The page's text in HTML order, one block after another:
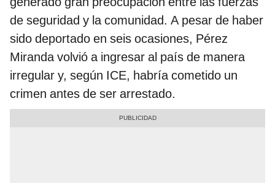
de seguridad y la comunidad. A pesar de haber
sido deportado en seis ocasiones, Pérez
Miranda volvió a ingresar al país de manera
irregular y, según ICE, habría cometido un
crimen antes de ser arrestado.